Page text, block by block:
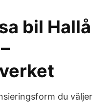
bil Hallå
du väljer